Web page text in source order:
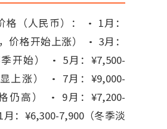
格（人民币）： • 1月：
价格开始上涨） • 3月：
开始） • 5月：¥7,500-
上涨） • 7月：¥9,000-
仍高） • 9月：¥7,200-
：¥6,300-7,900（冬季淡